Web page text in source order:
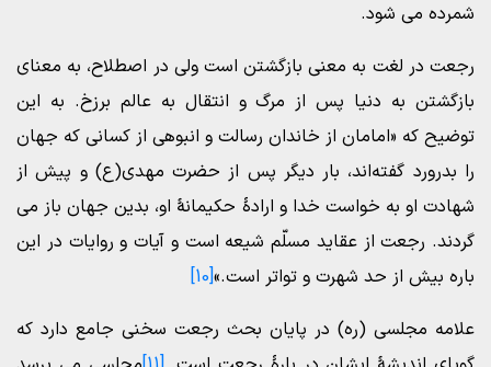
شمرده می شود.‌
رجعت در لغت به معنی بازگشتن است ولی در اصطلاح، به معنای
بازگشتن به دنیا پس از مرگ و انتقال به عالم برزخ. به این
توضیح که «امامان از خاندان رسالت و انبوهی از کسانی که جهان
را بدرورد گفته‌اند، بار دیگر پس از حضرت مهدی(ع) و پیش از
شهادت او به خواست خدا و ارادۀ حکیمانۀ او، بدین جهان باز می
گردند. رجعت از عقاید مسلّم شیعه است و آیات و روایات در این
باره بیش از حد شهرت و تواتر است.»[10]
علامه مجلسی (ره) در پایان بحث رجعت سخنی جامع دارد که